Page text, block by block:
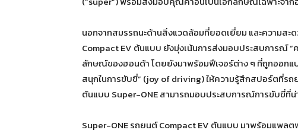
นอกจากสมรรถนะด้านสิ่งแวดล้อมที่ยอดเยี่ยม และความสะ
Compact EV ต้นแบบ ยังมุ่งเน้นการส่งมอบประสบการณ์
ลักษณ์ของฮอนด้า โดยยังมาพร้อมฟีเจอร์ต่าง ๆ ที่ถูกออกแ
สนุกในการขับขี่” (joy of driving) ให้ความรู้สึกสปอร์ตที่ร
ต้นแบบ Super-ONE สามารถมอบประสบการณ์การขับขี่ที่น่า
Super-ONE รถยนต์ Compact EV ต้นแบบ มาพร้อมแพล